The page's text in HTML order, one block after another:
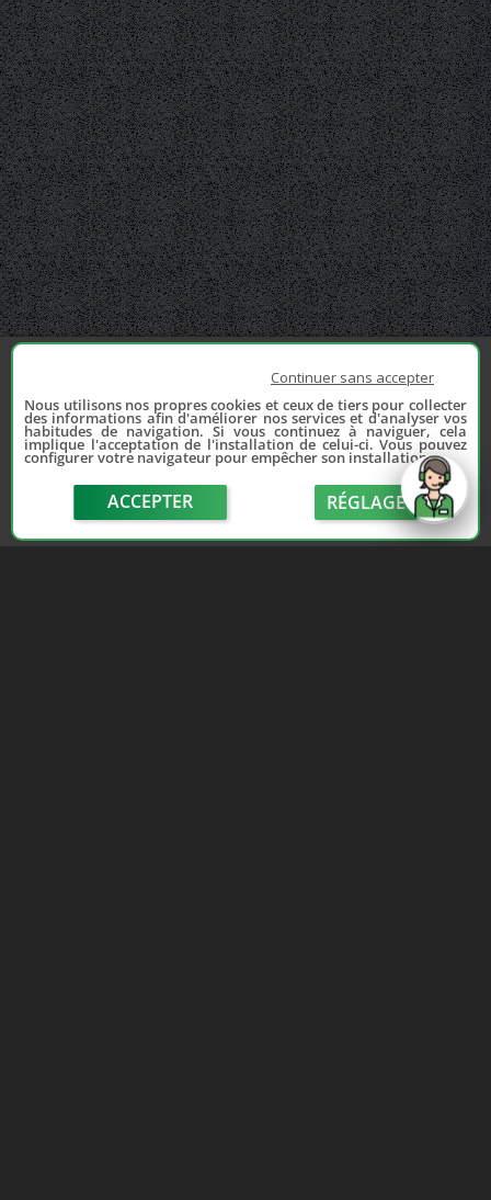
Continuer sans accepter
Nous utilisons nos propres cookies et ceux de tiers pour collecter
des informations afin d'améliorer nos services et d'analyser vos
habitudes de navigation. Si vous continuez à naviguer, cela
implique l'acceptation de l'installation de celui-ci. Vous pouvez
configurer votre navigateur pour empêcher son installation.
ACCEPTER RÉGLAGE